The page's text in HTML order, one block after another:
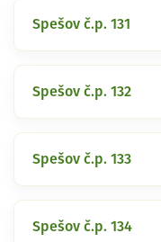
Spešov č.p. 131
Spešov č.p. 132
Spešov č.p. 133
Spešov č.p. 134